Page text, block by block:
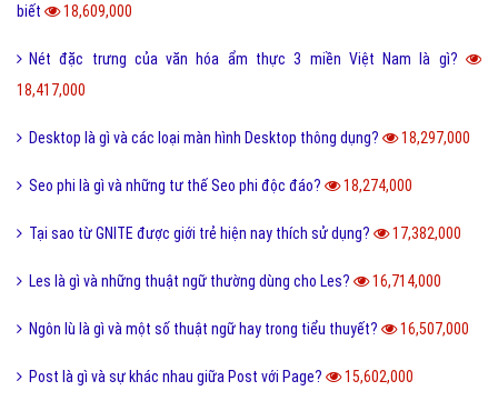
biết
18,609,000
Nét đặc trưng của văn hóa ẩm thực 3 miền Việt Nam là gì?
18,417,000
Desktop là gì và các loại màn hình Desktop thông dụng? 18,297,000
Seo phi là gì và những tư thế Seo phi độc đáo? 18,274,000
Tại sao từ GNITE được giới trẻ hiện nay thích sử dụng? 17,382,000
Les là gì và những thuật ngữ thường dùng cho Les? 16,714,000
Ngôn lù là gì và một số thuật ngữ hay trong tiểu thuyết? 16,507,000
Post là gì và sự khác nhau giữa Post với Page? 15,602,000